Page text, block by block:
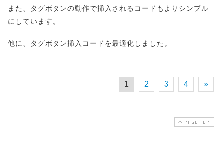
また、タグボタンの動作で挿入されるコードもよりシンプル
にしています。
他に、タグボタン挿入コードを最適化しました。
1 2 3 4 »
PAGE TOP